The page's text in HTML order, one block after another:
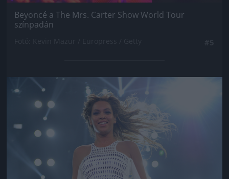
Beyoncé a The Mrs. Carter Show World Tour
színpadán
Jön még kép!